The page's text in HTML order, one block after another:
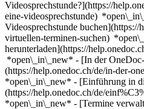
Videosprechstunde?](https://
eine-videosprechstunde)
Videosprechstunde buchen](https://
virtuellen-terminen-suchen)
herunterladen](https://
*open\_in\_new* - [In der
(https://help.onedoc.ch/de/in-der-
*open\_in\_new* - [Einführung in
(https://help.onedoc.ch/de/
*open\_in\_new* - [Termine verwalten](https://help.onedoc.ch/de/termine-verwalten) *open\_in\_new* - [Termine absagen](https://help.onedoc.ch/de/online-gebuchte-termine-absagen) *open\_in\_new* - [Ich erhalte keine Terminbestätigung](https://help.onedoc.ch/de/ich-erhalte-keine-terminbest%C3%A4tigung) *open\_in\_new* [Alle unsere Artikel anzeigen *open\_in\_new*](https://help.onedoc.ch/de/) close ## Ihre Suche bearbeiten ![Haus mit Pluszeichen, das anzeigt, dass eine Konsultation vor Ort möglich ist](https://www.onedoc.ch/assets/images/icons/on-site.svg) Vor Ort ![Kamera mit Play-Symbol, die anzeigt, dass eine Konsultation per Video aus der Ferne möglich ist](https://www.onedoc.ch/assets/images/icons/remote.svg) Virtuell Suche #### Fachrichtung #### Gesundheitsfachperson #### Einrichtung edit Hausarzt (Allgemeinmedizin) in Gland tune Filter Neue Patienten*keyboard\_arrow\_down* - Zugelassen*check\_circle* Gesprochene Sprachen*keyboard\_arrow\_down* - Albanisch*check\_circle* - Arabisch*check\_circle* - Bulgarisch*check\_circle* - Deutsch*check\_circle* - Dänisch*check\_circle* - Englisch*check\_circle* - Französisch*check\_circle* - Griechisch*check\_circle* - Italienisch*check\_circle* - Katalanisch*check\_circle* - Kroatisch*check\_circle* - Mazedonisch*check\_circle* - Moldavisch*check\_circle* - Niederländisch*check\_circle* - Paschtu*check\_circle* - Persisch*check\_circle* - Polnisch*check\_circle* - Portugiesisch*check\_circle* - Rumänisch*check\_circle* - Russisch*check\_circle* - Rätoromanisch*check\_circle* - Schwedisch*check\_circle* - Serbisch*check\_circle* - Slowakisch*check\_circle* - Somali*check\_circle* - Spanisch*check\_circle* - Tschechisch*check\_circle* - Ungarisch*check\_circle* - Vietnamesisch*check\_circle* Geschlecht*keyboard\_arrow\_down* - Weiblich*check\_circle* - Männlich*check\_circle* Netzwerk*keyboard\_arrow\_down* - Réseau Bleu*check\_circle* - Hirslanden*check\_circle* - Ensemble hospitalier de la Côte - EHC*check\_circle* - REMED*check\_circle* - mediX*check\_circle* - Medbase*check\_circle* - Magellan*check\_circle* - Réseau Delta*check\_circle* Verfügbarkeit*keyboard\_arrow\_down* - Heute*check\_circle* - In den nächsten 3 Tagen*check\_circle* - In den nächsten 7 Tagen*check\_circle* - In den nächsten 14 Tagen*check\_circle* # Hausarzt (Allgemeinmedizin) in Gland: Buchen Sie heute Ihren Termin online ## 26 Ergebnisse in Gland [![Dr. Guilda Baghdadi-Rahmim, Praktische Ärztin in Gland](https://assets.onedoc.ch/images/users/fd03b8f4318936127ddff5814312a1635f94ce1f69585e48eb00cda0d2a55d6b-small.png "Dr. Guilda Baghdadi-Rahmim, Praktische Ärztin in Gland")](https://www.onedoc.ch/de/hausarztin-allgemeinmedizinerin/gland/pc15v/dr-guilda-baghdadi-rahmim) ### [Dr. Guilda Baghdadi-Rahmim](https://www.onedoc.ch/de/hausarztin-allgemeinmedizinerin/gland/pc15v/dr-guilda-baghdadi-rahmim) ![Abzeichen, das ein verifiziertes Profil kennzeichnet](https://www.onedoc.ch/assets/images/icons/checkmark.svg) Praktische Ärztin [Centre Médical du Lac](https://www.onedoc.ch/de/medizinisches-zentrum/gland/e779/centre-medical-du-lac) Route Suisse 35 1196 Gland ![Patient mit Pluszeichen, der anzeigt, dass neue Patienten angenommen werden](https://www.onedoc.ch/assets/images/icons/new-patients.svg)Akzeptiert neue Patienten [Termin buchen](https://www.onedoc.ch/de/hausarztin-allgemeinmedizinerin/gland/pc15v/dr-guilda-baghdadi-rahmim) Expertisen:[Integrative Medizin](https://www.onedoc.ch/de/integrative-medizin/gland)Mehr anzeigen *chevron\_left* Di. 04 Aug. *chevron\_right* Mehr Termine anzeigen *error\_outline* Beim Laden der Verfügbarkeiten ist ein Fehler aufgetreten [Erneut versuchen](https://www.onedoc.ch) Expertisen:[Integrative Medizin](https://www.onedoc.ch/de/integrative-medizin/gland)Mehr anzeigen [![Dr. Carlos Monteiro Castro, Facharzt für Allgemeine Innere Medizin in Gland](https://assets.onedoc.ch/images/users/3f0aaccde3683630eacfaf6596b6828c119c4749bf498464901cbe7dcd3a8933-small.jpg "Dr. Carlos Monteiro Castro, Facharzt für Allgemeine Innere Medizin in Gland")](https://www.onedoc.ch/de/facharzt-fur-allgemeine-innere-medizin/gland/pcm5v/dr-carlos-monteiro-castro) ### [Dr. Carlos Monteiro Castro](https://www.onedoc.ch/de/facharzt-fur-allgemeine-innere-medizin/gland/pcm5v/dr-carlos-monteiro-castro) [Facharzt für Allgemeine Innere Medizin](https://www.onedoc.ch/de/facharzt-fur-allgemeine-innere-medizin/gland) [Centre Médical du Lac](https://www.onedoc.ch/de/medizinisches-zentrum/gland/e779/centre-medical-du-lac) Route Suisse 35 1196 Gland ![Kamera mit Play-Symbol, die anzeigt, dass die Fachperson Videosprechstunden anbietet](https://www.onedoc.ch/assets/images/icons/video-consultations.svg)Videosprechstunde verfügbar ![Patient mit Minuszeichen, der anzeigt, dass keine neuen Patienten angenommen werden](https://www.onedoc.ch/assets/images/icons/no-new-patients.svg)Akzeptiert keine neuen Patienten [Termin buchen](https://www.onedoc.ch/de/facharzt-fur-allgemeine-innere-medizin/gland/pcm5v/dr-carlos-monteiro-castro) Expertisen:[Asthma](https://www.onedoc.ch/de/asthma/gland), [Vorsorgeuntersuchung | Check up](https://www.onedoc.ch/de/vorsorgeuntersuchung-check-up/gland), [Verkehrsmedizinische Kontrolluntersuchung STUFE 1](https://www.onedoc.ch/de/verkehrsmedizinische-kontrolluntersuchung-stufe-1/gland), [Nachtarbeitsuntersuchung](https://www.onedoc.ch/de/nachtarbeitsuntersuchung/gland), [Herz-Kreislauf-Prävention | CardioCheck](https://www.onedoc.ch/de/herz-kreislauf-pravention-cardiocheck/gland), [Hausärztlicher Notfall](https://www.onedoc.ch/de/hausarztlicher-notfall/gland), [Blutentnahme für Check up | Blutanalyse für Check up](https://www.onedoc.ch/de/blutentnahme-fur-check-up-blutanalyse-fur-check-up/gland), [Impfberatung](https://www.onedoc.ch/de/impfberatung/gland)Mehr anzeigen *chevron\_left* Di. 04 Aug. *chevron\_right* Mehr Termine anzeigen *error\_outline* Beim Laden der Verfügbarkeiten ist ein Fehler aufgetreten [Erneut versuchen](https://www.onedoc.ch) Expertisen:[Asthma](https://www.onedoc.ch/de/asthma/gland), [Vorsorgeuntersuchung | Check up](https://www.onedoc.ch/de/vorsorgeuntersuchung-check-up/gland), [Verkehrsmedizinische Kontrolluntersuchung STUFE 1](https://www.onedoc.ch/de/verkehrsmedizinische-kontrolluntersuchung-stufe-1/gland), [Nachtarbeitsuntersuchung](https://www.onedoc.ch/de/nachtarbeitsuntersuchung/gland), [Herz-Kreislauf-Prävention | CardioCheck](https://www.onedoc.ch/de/herz-kreislauf-pravention-cardiocheck/gland), [Hausärztlicher Notfall](https://www.onedoc.ch/de/hausarztlicher-notfall/gland), [Blutentnahme für Check up | Blutanalyse für Check up](https://www.onedoc.ch/de/blutentnahme-fur-check-up-blutanalyse-fur-check-up/gland), [Impfberatung](https://www.onedoc.ch/de/impfberatung/gland)Mehr anzeigen [![Dr. Amalia D'Errico, Ärztin für Verkehrsmedizin in Gland](https://assets.onedoc.ch/images/users/aff1556aa45d49fac1009ae2fead7c8da770d3f895f5fdec3fa960bc5d36604a.png "Dr. Amalia D'Errico, Ärztin für Verkehrsmedizin in Gland")](https://www.onedoc.ch/de/arztin-fur-verkehrsmedizin/gland/pczty/dr-amalia-d-errico) ### [Dr. Amalia D'Errico](https://www.onedoc.ch/de/arztin-fur-verkehrsmedizin/gland/pczty/dr-amalia-d-errico) ![Abzeichen, das ein verifiziertes Profil kennzeichnet](https://www.onedoc.ch/assets/images/icons/checkmark.svg) [Ärztin für Verkehrsmedizin](https://www.onedoc.ch/de/arzt-fur-verkehrsmedizin/gland), Hausärztin (Allgemeinmedizinerin) [Centre Médical La Lignière - Gland](https://www.onedoc.ch/de/medizinisches-zentrum/gland/ebdwc/centre-medical-la-ligniere-gland) La Lignière 5 1196 Gland ![Dr. Amalia D'Errico ist bei Réseau Delta angeschlossen](https://assets.onedoc.ch/images/networks/logos/bc7306ac026c686f85d463e96b3cb0053f7de03c9f7a5fae3aa7114a276838ea-small.png) ![Patient mit Pluszeichen, der anzeigt, dass neue Patienten angenommen werden](https://www.onedoc.ch/assets/images/icons/new-patients.svg)Akzeptiert neue Patienten [Termin buchen](https://www.onedoc.ch/de/arztin-fur-verkehrsmedizin/gland/pczty/dr-amalia-d-errico) Expertisen:[Vorsorgeuntersuchung | Check up](https://www.onedoc.ch/de/vorsorgeuntersuchung-check-up/gland)Mehr anzeigen Expertisen:[Vorsorgeuntersuchung | Check